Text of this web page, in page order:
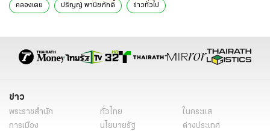
คลองเตย ปริญญ์ พานิชภักดิ์ ข่าวทั่วไป
ข่าว
พระราชสำนัก ทั่วไทย
ในกระแส
การเมือง
นโยบายรัฐ
ต่างประเทศ